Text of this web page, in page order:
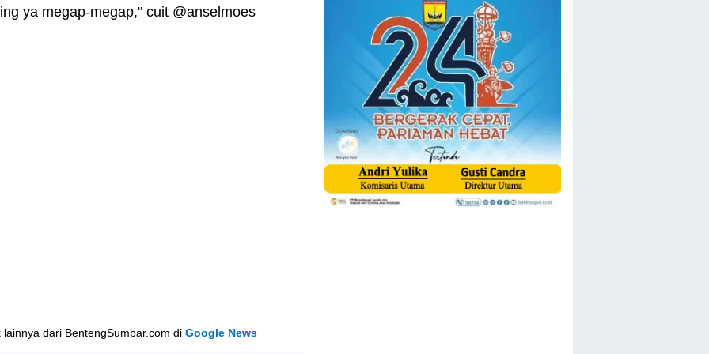
ya megap-megap," cuit @anselmoes
dari BentengSumbar.com diGoogle News